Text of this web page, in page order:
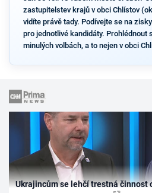
zastupitelstev krajů v obci Chlístov
vidíte právě tady. Podívejte se na
pro jednotlivé kandidáty. Prohlédnout
minulých volbách, a to nejen v obci
Ukrajincům se lehčí trestná činnost